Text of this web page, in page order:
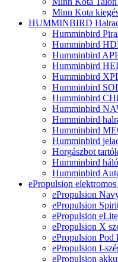
Minn Kota
HUMMINBIRD
Humminbird
Humminbird
Humminbird
Humminbird
Humminbird
Humminbird
Humminbird
Humminbird
Humminbird
Humminbird
Humminbird
Horgászbot
Humminbird
Humminbird
ePropulsion
ePropulsion
ePropulsion
ePropulsion
ePropulsion X
ePropulsion Pod
ePropulsion I-
ePropulsion